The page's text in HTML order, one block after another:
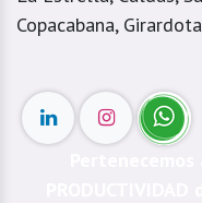
Copacabana,